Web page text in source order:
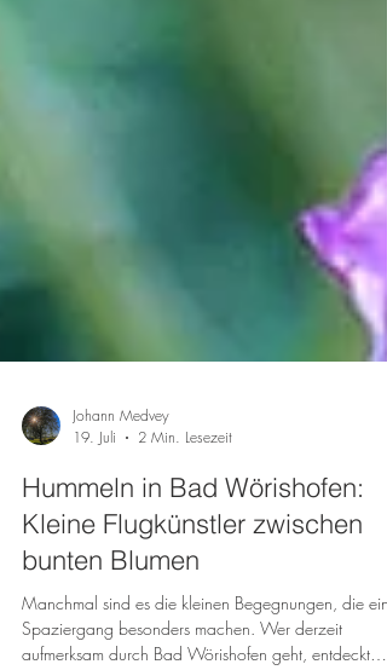
Johann Medvey
19. Juli
2 Min. Lesezeit
Hummeln in Bad Wörishofen:
Kleine Flugkünstler zwischen
bunten Blumen